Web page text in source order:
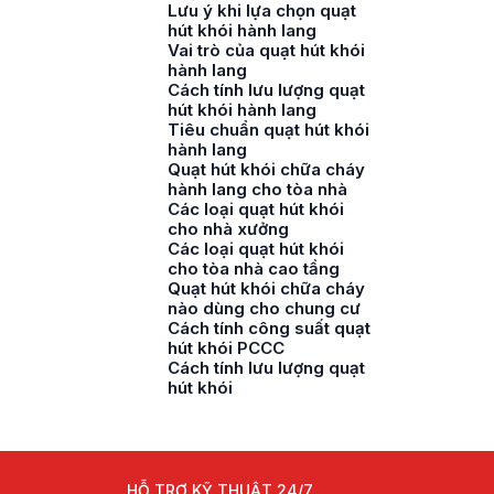
Lưu ý khi lựa chọn quạt
hút khói hành lang
Vai trò của quạt hút khói
hành lang
Cách tính lưu lượng quạt
hút khói hành lang
Tiêu chuẩn quạt hút khói
hành lang
Quạt hút khói chữa cháy
hành lang cho tòa nhà
Các loại quạt hút khói
cho nhà xưởng
Các loại quạt hút khói
cho tòa nhà cao tầng
Quạt hút khói chữa cháy
nào dùng cho chung cư
Cách tính công suất quạt
hút khói PCCC
Cách tính lưu lượng quạt
hút khói
HỖ TRỢ KỸ THUẬT 24/7